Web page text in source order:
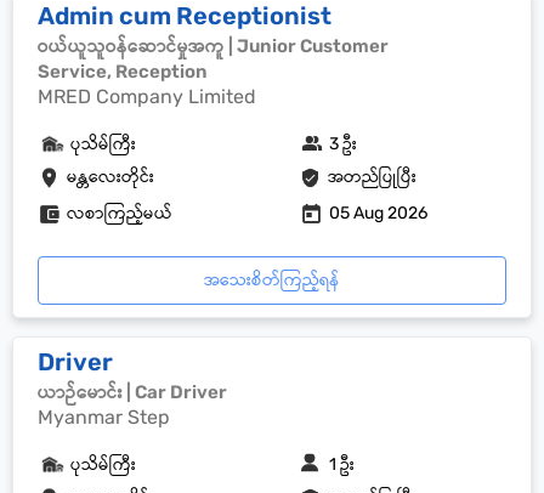
Admin cum Receptionist
ဝယ်ယူသူဝန်ဆောင်မှုအကူ | Junior Customer
Service, Reception
MRED Company Limited
မန္တလေးတိုင်း အတည်ပြုပြီး
ပုသိမ်ကြီး 3 ဦး
လစာကြည့်မယ် 05 Aug 2026
အသေးစိတ်ကြည့်ရန်
Driver
ယာဉ်မောင်း | Car Driver
Myanmar Step
ပုသိမ်ကြီး 1 ဦး